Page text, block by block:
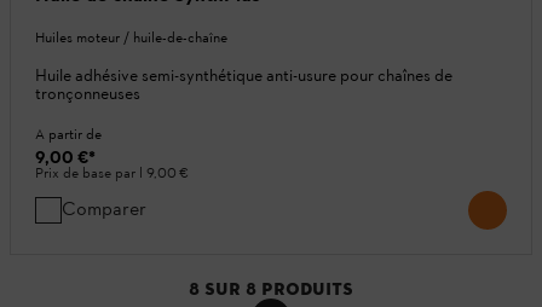
Huiles moteur / huile-de-chaîne
Huile adhésive semi-synthétique anti-usure pour chaînes de
tronçonneuses
A partir de
9,00 €*
Prix de base par l 9,00 €
Comparer
8 SUR 8 PRODUITS